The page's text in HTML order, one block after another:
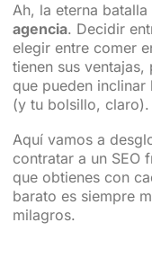
Ah, la eterna
agencia. Decidir
elegir entre comer
tienen sus
que pueden inclinar
(y tu bolsillo, claro).
Aquí vamos a
contratar a un SEO
que obtienes con
barato es siempre
milagros.